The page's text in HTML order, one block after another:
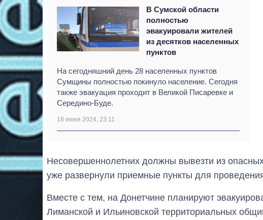
В Сумской области
полностью
эвакуировали жителей
из десятков населенных
пунктов
На сегодняшний день 28 населенных пунктов
Сумщины полностью покинуло население. Сегодня
также эвакуация проходит в Великой Писаревке и
Середино-Буде.
18 июня 2024, 23:11
Несовершеннолетних должны вывезти из
уже развернули приемные пункты для
Вместе с тем, на Донетчине планируют
Лиманской и Ильиновской территориальных